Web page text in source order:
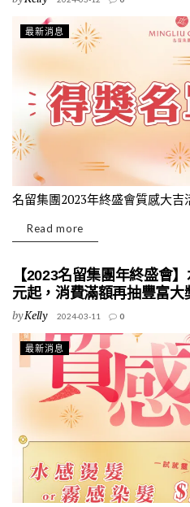
最新消息
名留集團2023年終盛會質感大吉
Read more
【2023名留集團年終盛會
元起，消費滿額再抽豐富大
byKelly 2024-03-11 0
最新消息